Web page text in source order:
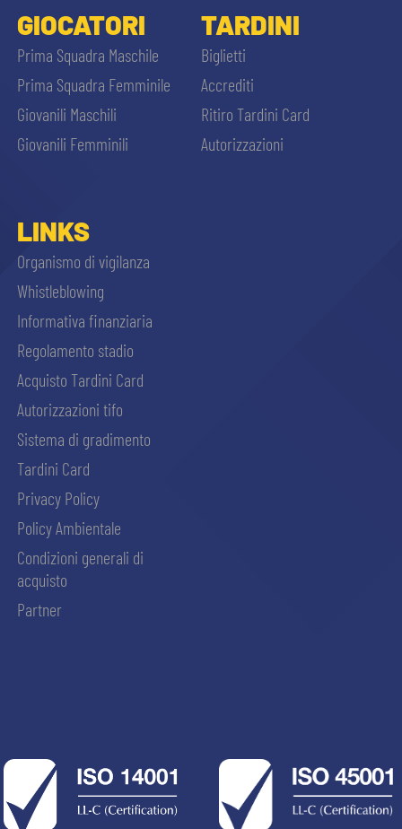
GIOCATORI
Prima Squadra Maschile
Prima Squadra Femminile
Giovanili Maschili
Giovanili Femminili
TARDINI
Biglietti
Accrediti
Ritiro Tardini Card
Autorizzazioni
LINKS
Organismo di vigilanza
Whistleblowing
Informativa finanziaria
Regolamento stadio
Acquisto Tardini Card
Autorizzazioni tifo
Sistema di gradimento
Tardini Card
Privacy Policy
Policy Ambientale
Condizioni generali di
acquisto
Partner